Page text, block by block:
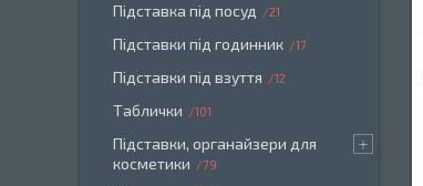
Підставка під посуд 21
Підставки під годинник 17
Підставки під взуття 12
Таблички 101
Підставки, органайзери для
косметики
79